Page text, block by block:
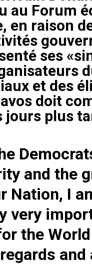
au Forum
en raison
ses
et des
doit
jours plus
and the
Nation, I
very
the